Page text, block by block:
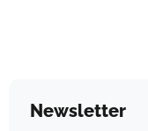
Newsletter